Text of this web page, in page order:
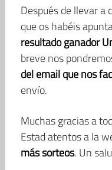
Después de llevar a
que os habéis
resultado ganador
breve nos
del email que nos
envío.
Muchas gracias a
Estad atentos a la
más sorteos. Un